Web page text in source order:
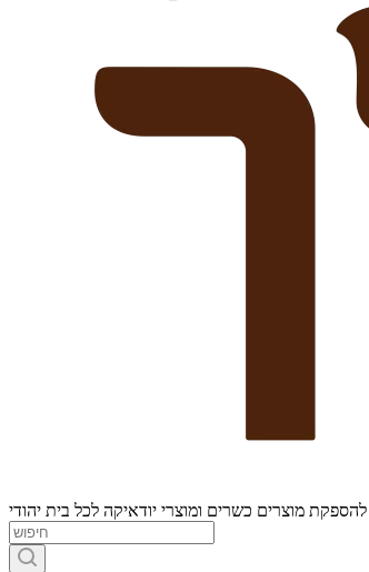
מוצרים כשרים ומוצרי יודאיקה לכל בית יהודי